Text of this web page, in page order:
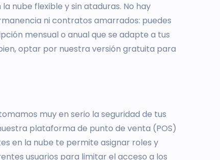
nube flexible y sin ataduras. No hay
ni contratos amarrados: puedes
mensual o anual que se adapte a tus
optar por nuestra versión gratuita para
muy en serio la seguridad de tus
plataforma de punto de venta (POS)
en la nube te permite asignar roles y
usuarios para limitar el acceso a los